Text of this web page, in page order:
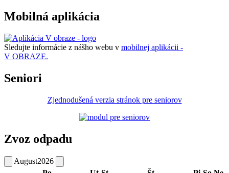
Mobilná aplikácia
Sledujte informácie z nášho webu v mobilnej aplikácii -
V OBRAZE.
Seniori
Zjednodušená verzia stránok pre seniorov
Zvoz odpadu
August2026